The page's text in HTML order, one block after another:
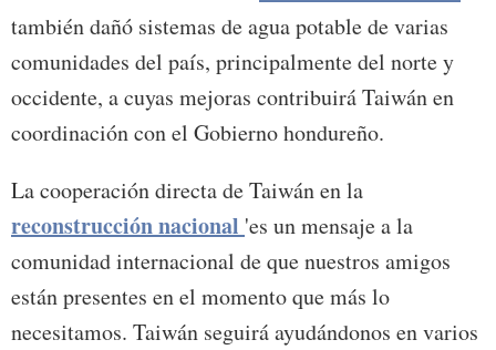
también dañó sistemas de agua potable de varias
comunidades del país, principalmente del norte y
occidente, a cuyas mejoras contribuirá Taiwán en
coordinación con el Gobierno hondureño.
La cooperación directa de Taiwán en la
reconstrucción nacional 'es un mensaje a la
comunidad internacional de que nuestros amigos
están presentes en el momento que más lo
necesitamos. Taiwán seguirá ayudándonos en varios